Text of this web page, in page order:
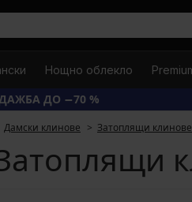
Нощно облекло
ДО −70 %
Дамски клинове Затоплящи клинове